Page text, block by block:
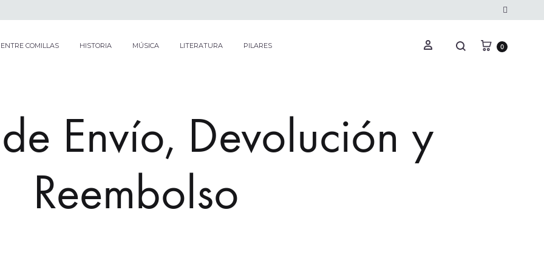
ENTRE COMILLAS HISTORIA MÚSICA LITERATURA PILARES 0
Envío, Devolución y
Reembolso